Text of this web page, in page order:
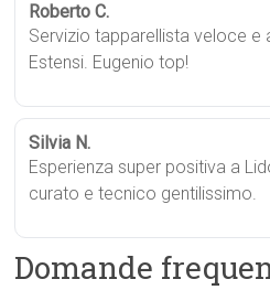
Roberto C.
Servizio tapparellista veloce e
Estensi. Eugenio top!
Silvia N.
Esperienza super positiva a
curato e tecnico gentilissimo.
Domande